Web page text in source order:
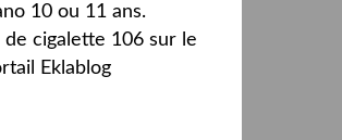
10 ou 11 ans.
de cigalette 106 sur le
Eklablog